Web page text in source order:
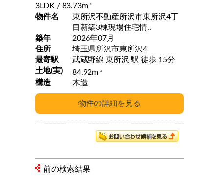
3LDK / 83.73m 2
物件名
東所沢不動産所沢市東所沢4丁
目新築3棟現場住宅情..
築年
2026年07月
住所
埼玉県所沢市東所沢4
最寄駅
武蔵野線 東所沢 駅 徒歩 15分
土地(実)
84.92m 2
構造 木造
前の検索結果